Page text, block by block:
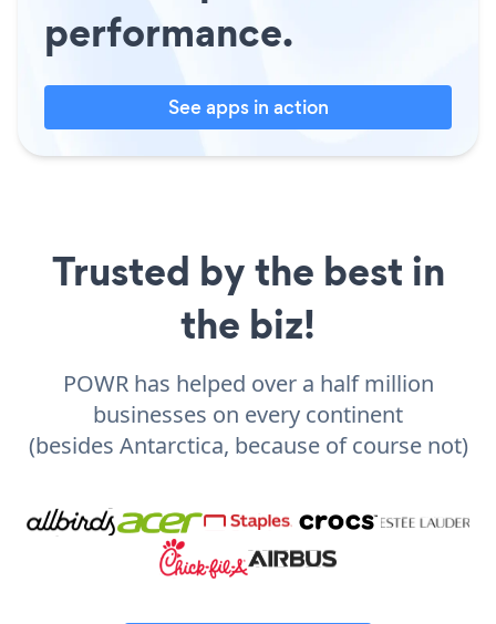
performance.
See apps in action
Trusted by the best in
the biz!
POWR has helped over a half million
businesses on every continent
(besides Antarctica, because of course not)